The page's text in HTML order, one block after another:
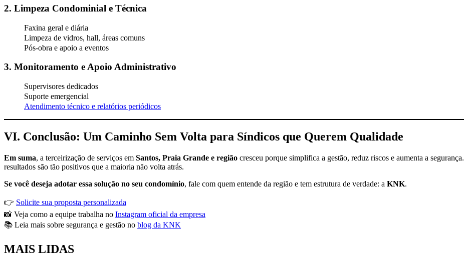
2. Limpeza Condominial e Técnica
Faxina geral e diária
Limpeza de vidros, hall, áreas comuns
Pós-obra e apoio a eventos
3. Monitoramento e Apoio Administrativo
Supervisores dedicados
Suporte emergencial
Atendimento técnico e relatórios periódicos
VI. Conclusão: Um Caminho Sem Volta para Síndicos que Querem Qualidade
Em suma, a terceirização de serviços em Santos, Praia Grande e região cresceu porque simplifica a gestão, reduz riscos e aumenta a segurança.
resultados são tão positivos que a maioria não volta atrás.
Se você deseja adotar essa solução no seu condomínio, fale com quem entende da região e tem estrutura de verdade: a KNK.
👉 Solicite sua proposta personalizada
📸 Veja como a equipe trabalha no Instagram oficial da empresa
📚 Leia mais sobre segurança e gestão no blog da KNK
MAIS LIDAS